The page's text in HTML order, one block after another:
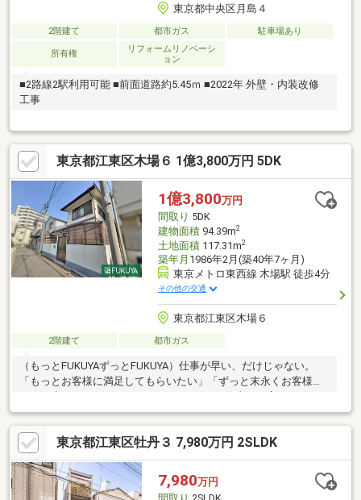
東京都中央区月島４
2階建て 都市ガス 駐車場あり
所有権
リフォームリノベーシ
ョン
■2路線2駅利用可能 ■前面道路約5.45ｍ ■2022年 外壁・内装改修
工事
東京都江東区木場６ 1億3,800万円 5DK
1億3,800万円
間取り 5DK
建物面積94.39m2
土地面積117.31m2
築年月 1986年2月(築40年7ヶ月)
東京メトロ東西線 木場駅 徒歩4分
その他の交通
東京都江東区木場６
2階建て 都市ガス
（もっとFUKUYAずっとFUKUYA）仕事が早い、だけじゃない。
「もっとお客様に満足してもらいたい」「ずっと末永くお客様と
とクオリティの高い仕事をモットーに業務に取り組んでおりま
す。些細な事でもお気軽にご相談ください。
東京都江東区牡丹３ 7,980万円 2SLDK
7,980万円